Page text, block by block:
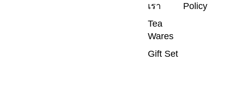
เรา
Tea
Wares
Gift Set
Policy